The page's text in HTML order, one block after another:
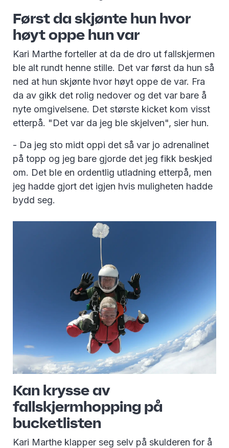
Først da skjønte hun hvor
høyt oppe hun var
Kari Marthe forteller at da de dro ut fallskjermen
ble alt rundt henne stille. Det var først da hun så
ned at hun skjønte hvor høyt oppe de var. Fra
da av gikk det rolig nedover og det var bare å
nyte omgivelsene. Det største kicket kom visst
etterpå. "Det var da jeg ble skjelven", sier hun.
- Da jeg sto midt oppi det så var jo adrenalinet
på topp og jeg bare gjorde det jeg fikk beskjed
om. Det ble en ordentlig utladning etterpå, men
jeg hadde gjort det igjen hvis muligheten hadde
bydd seg.
Kan krysse av
fallskjermhopping på
bucketlisten
Kari Marthe klapper seg selv på skulderen for å